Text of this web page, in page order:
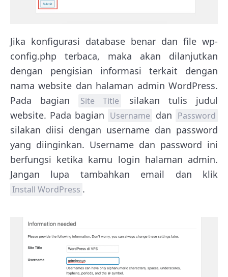
Jika konfigurasi database benar dan file wp-
config.php terbaca, maka akan dilanjutkan
dengan pengisian informasi terkait dengan
nama website dan halaman admin WordPress.
Pada bagian
Site Title
silakan tulis judul
website. Pada bagian Username dan Password
silakan diisi dengan username dan password
yang diinginkan. Username dan password ini
berfungsi ketika kamu login halaman admin.
Jangan lupa tambahkan email dan klik
Install WordPress .